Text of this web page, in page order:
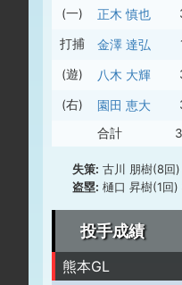
(一)
正木 慎也
打捕 金澤 達弘
(遊) 八木 大輝
(右) 園田 恵大
合計
失策: 古川 朋樹(8
盗塁: 樋口 昇樹(1回
投手成績
熊本GL